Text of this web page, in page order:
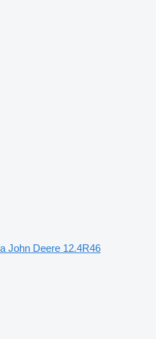
John Deere 12.4R46